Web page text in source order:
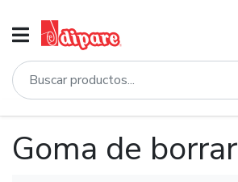
Goma de borrar